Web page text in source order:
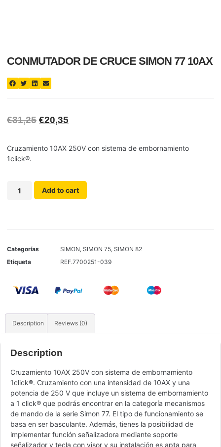
CONMUTADOR DE CRUCE SIMON 77 10AX
€31,25 €20,35
Cruzamiento 10AX 250V con sistema de embornamiento
1click®.
Add to cart
Categorías SIMON, SIMON 75, SIMON 82
Etiqueta
REF.7700251-039
Description Reviews (0)
Description
Cruzamiento 10AX 250V con sistema de embornamiento
1click®. Cruzamiento con una intensidad de 10AX y una
potencia de 250 V que incluye un sistema de embornamiento
a 1 click® que podrás encontrar en la categoría mecanismos
de mando de la serie Simon 77. El tipo de funcionamiento se
basa en ser basculante. Además, tienes la posibilidad de
implementar función señalizadora mediante soporte
señalizador y tecla con visor y su instalación es apta para